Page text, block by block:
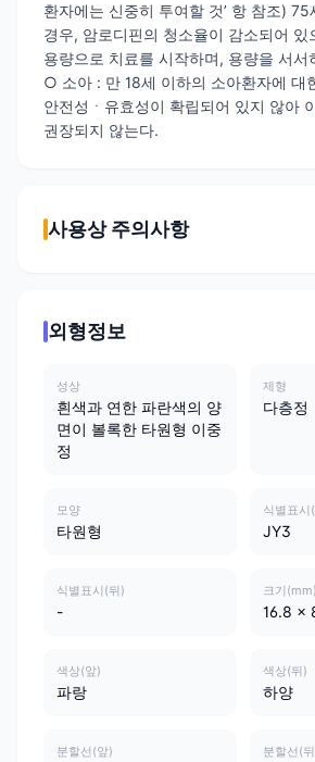
환자에는 신중히 투여할 것’ 항 참조)
경우, 암로디핀의 청소율이 감소되어 있
용량으로 치료를 시작하며, 용량을 서서
○ 소아 : 만 18세 이하의 소아환자에 대
안전성ㆍ유효성이 확립되어 있지 않아
권장되지 않는다.
사용상 주의사항
외형정보
성상
흰색과 연한 파란색의 양
면이 볼록한 타원형 이중
정
제형
다층정
모양
타원형
식별표시
JY3
식별표시(뒤)
-
크기(mm)
16.8 x
색상(앞)
파랑
색상(뒤)
하양
분할선(앞) 분할선(